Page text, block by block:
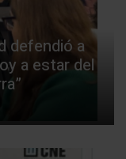
defendió a
a estar del